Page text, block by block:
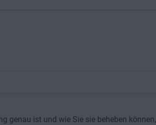
genau ist und wie Sie sie beheben können,